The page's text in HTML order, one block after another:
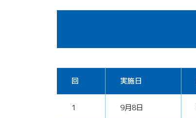
回 実施日
1 9月8日